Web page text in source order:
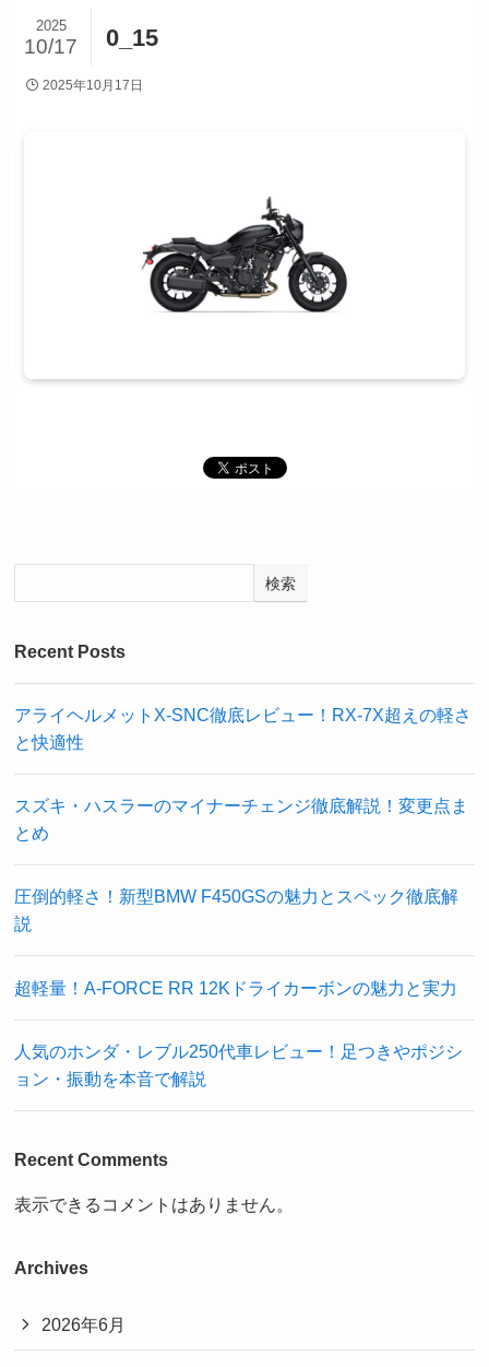
0_15
2025
10/17
2025年10月17日
検索
Recent Posts
アライヘルメットX-SNC徹底レビュー！RX-7X超えの軽さ
と快適性
スズキ・ハスラーのマイナーチェンジ徹底解説！変更点ま
とめ
圧倒的軽さ！新型BMW F450GSの魅力とスペック徹底解
説
超軽量！A-FORCE RR 12Kドライカーボンの魅力と実力
人気のホンダ・レブル250代車レビュー！足つきやポジシ
ョン・振動を本音で解説
Recent Comments
表示できるコメントはありません。
Archives
2026年6月